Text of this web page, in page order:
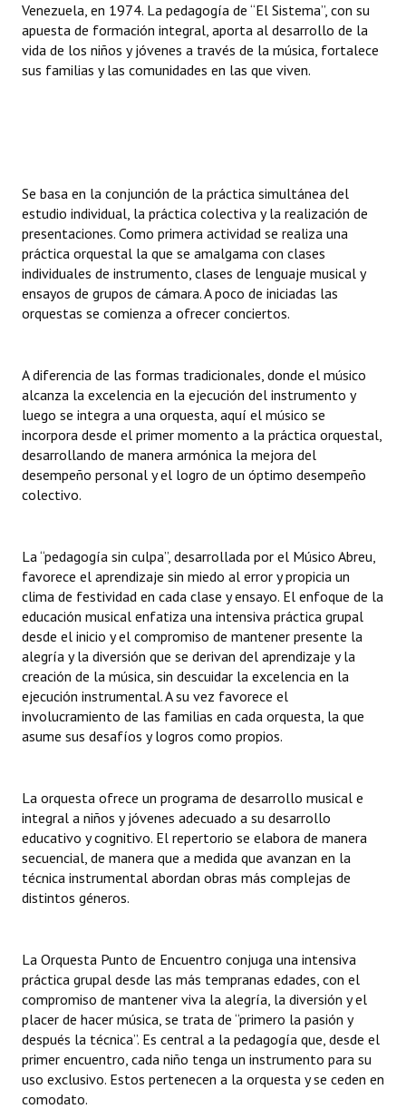
Bariloche, Municipio intercultural
Entrega de distinciones
Venezuela, en 1974. La pedagogía de “El Sistema”, con su
apuesta de formación integral, aporta al desarrollo de la
vida de los niños y jóvenes a través de la música, fortalece
sus familias y las comunidades en las que viven.
Se basa en la conjunción de la práctica simultánea del
estudio individual, la práctica colectiva y la realización de
presentaciones. Como primera actividad se realiza una
práctica orquestal la que se amalgama con clases
individuales de instrumento, clases de lenguaje musical y
ensayos de grupos de cámara. A poco de iniciadas las
orquestas se comienza a ofrecer conciertos.
A diferencia de las formas tradicionales, donde el músico
alcanza la excelencia en la ejecución del instrumento y
luego se integra a una orquesta, aquí el músico se
incorpora desde el primer momento a la práctica orquestal,
desarrollando de manera armónica la mejora del
desempeño personal y el logro de un óptimo desempeño
colectivo.
La “pedagogía sin culpa”, desarrollada por el Músico Abreu,
favorece el aprendizaje sin miedo al error y propicia un
clima de festividad en cada clase y ensayo. El enfoque de la
educación musical enfatiza una intensiva práctica grupal
desde el inicio y el compromiso de mantener presente la
alegría y la diversión que se derivan del aprendizaje y la
creación de la música, sin descuidar la excelencia en la
ejecución instrumental. A su vez favorece el
involucramiento de las familias en cada orquesta, la que
asume sus desafíos y logros como propios.
La orquesta ofrece un programa de desarrollo musical e
integral a niños y jóvenes adecuado a su desarrollo
educativo y cognitivo. El repertorio se elabora de manera
secuencial, de manera que a medida que avanzan en la
técnica instrumental abordan obras más complejas de
distintos géneros.
La Orquesta Punto de Encuentro conjuga una intensiva
práctica grupal desde las más tempranas edades, con el
compromiso de mantener viva la alegría, la diversión y el
placer de hacer música, se trata de “primero la pasión y
después la técnica”. Es central a la pedagogía que, desde el
primer encuentro, cada niño tenga un instrumento para su
uso exclusivo. Estos pertenecen a la orquesta y se ceden en
comodato.